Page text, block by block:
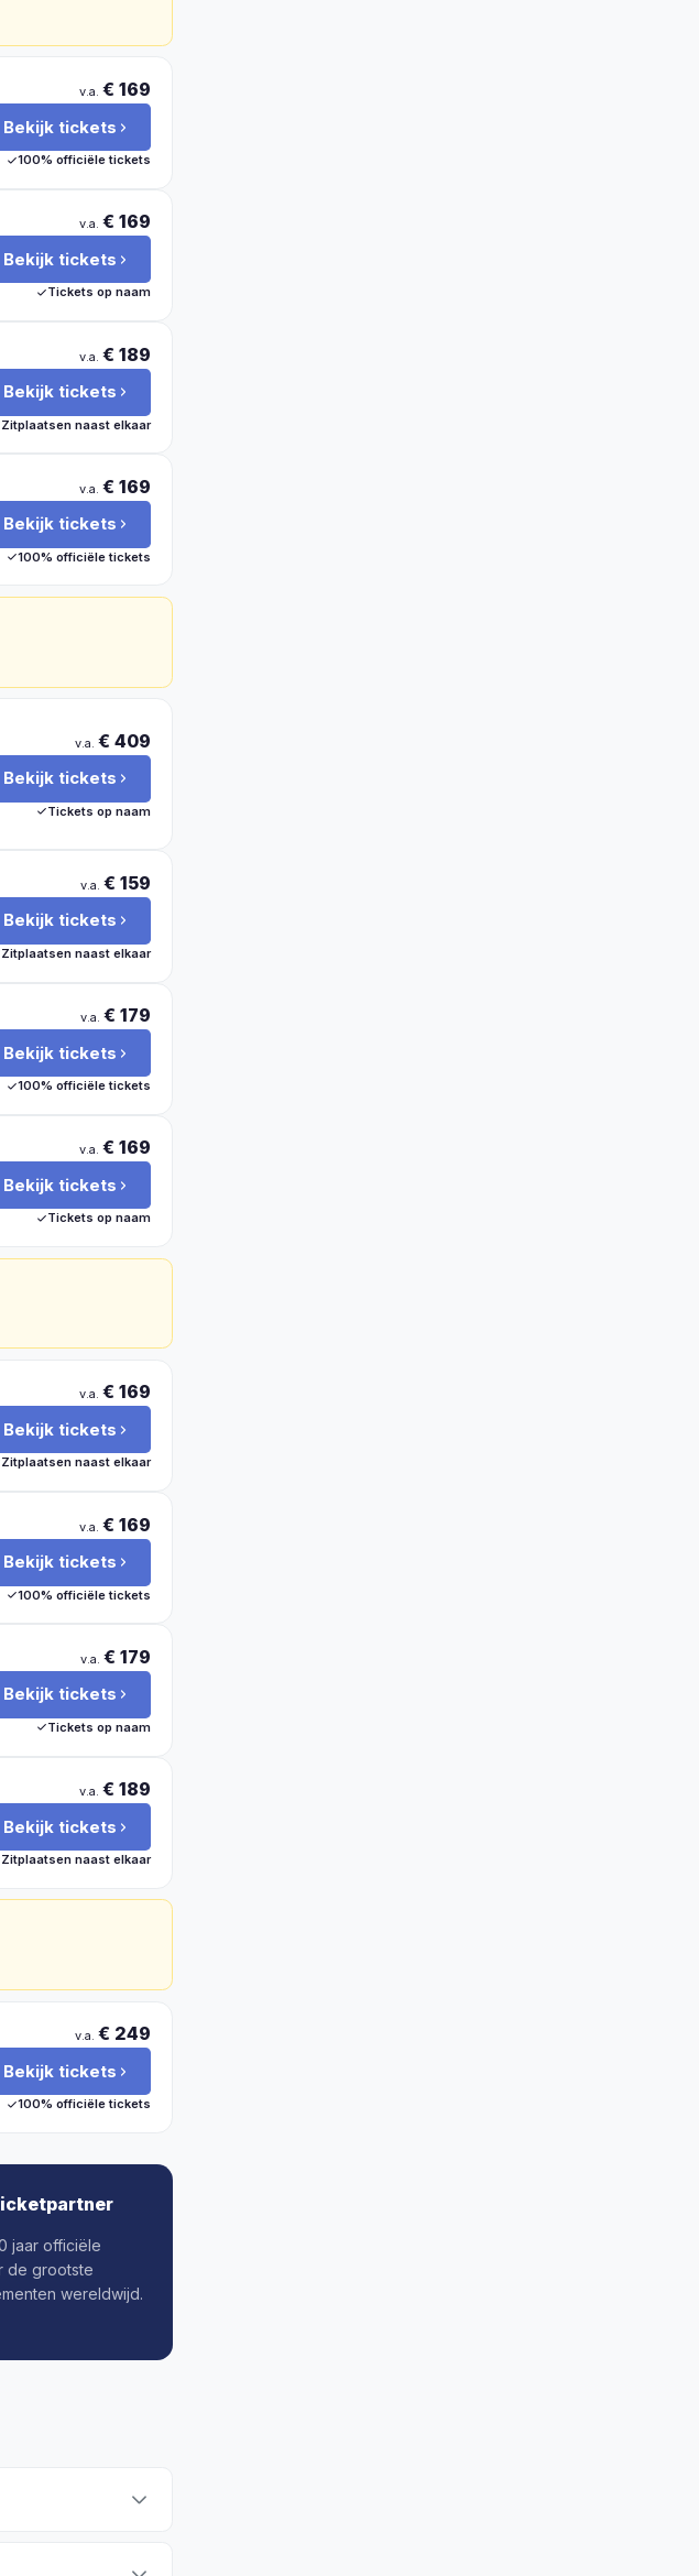
v.a. € 169
Bekijk tickets
100% officiële tickets
v.a. € 169
Bekijk tickets
Tickets op naam
v.a. € 189
Bekijk tickets
Zitplaatsen naast elkaar
v.a. € 169
Bekijk tickets
100% officiële tickets
v.a. € 409
Bekijk tickets
Tickets op naam
v.a. € 159
Bekijk tickets
Zitplaatsen naast elkaar
v.a. € 179
Bekijk tickets
100% officiële tickets
v.a. € 169
Bekijk tickets
Tickets op naam
v.a. € 169
Bekijk tickets
Zitplaatsen naast elkaar
v.a. € 169
Bekijk tickets
100% officiële tickets
v.a. € 179
Bekijk tickets
Tickets op naam
v.a. € 189
Bekijk tickets
Zitplaatsen naast elkaar
v.a. € 249
Bekijk tickets
100% officiële tickets
jaar officiële
de grootste
wereldwijd.